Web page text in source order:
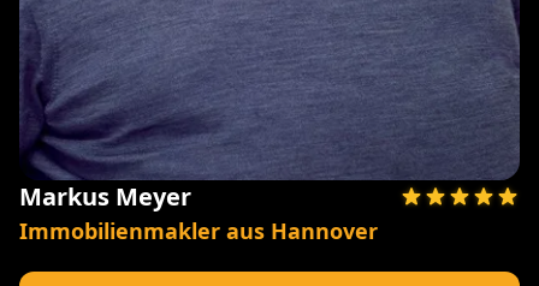
Markus Meyer
Immobilienmakler aus Hannover